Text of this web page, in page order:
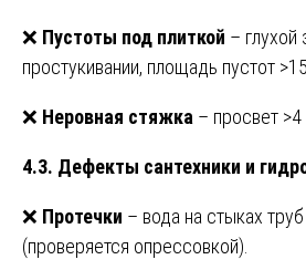
❌ Пустоты под плиткой – глухой
простукивании, площадь пустот
❌ Неровная стяжка – просвет
4.3. Дефекты сантехники и
❌ Протечки – вода на стыках
(проверяется опрессовкой).